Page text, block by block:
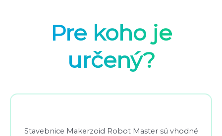
Pre koho je
určený?
Stavebnice Makerzoid Robot Master sú vhodné